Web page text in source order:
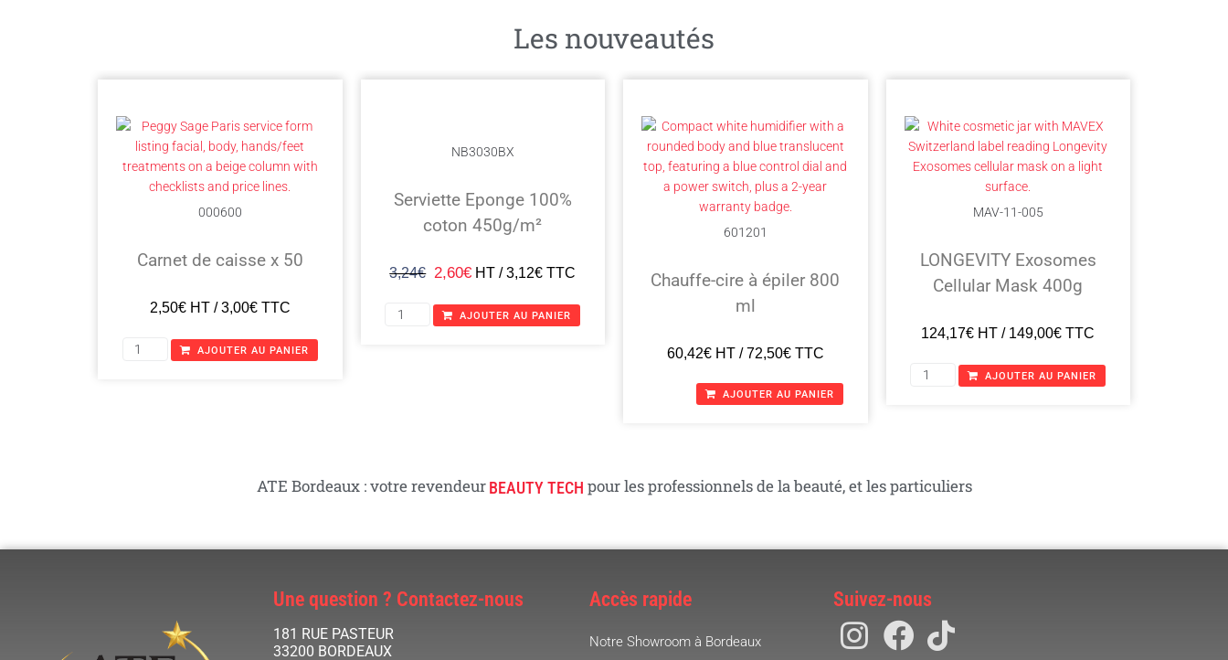
Les nouveautés
000600
Carnet de caisse x 50
2,50€ HT /3,00€TTC
AJOUTER AU PANIER
NB3030BX
Serviette Eponge 100%
coton 450g/m²
3,24€ 2,60€ HT /3,12€ TTC
AJOUTER AU PANIER
601201
Chauffe-cire à épiler 800
ml
60,42€ HT /72,50€TTC
AJOUTER AU PANIER
MAV-11-005
LONGEVITY Exosomes
Cellular Mask 400g
124,17€ HT / 149,00€ TTC
AJOUTER AU PANIER
ATE Bordeaux : votre revendeur BEAUTY TECH pour les professionnels de la beauté, et les particuliers
Une question ? Contactez-nous
181 RUE PASTEUR
33200 BORDEAUX
Accès rapide
Notre Showroom à Bordeaux
Suivez-nous